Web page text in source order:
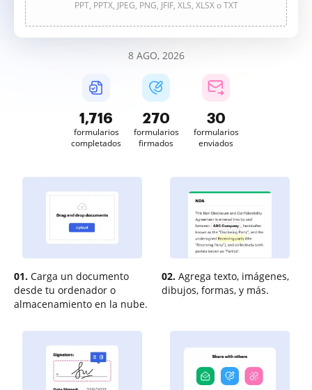
PPT, PPTX, JPEG, PNG, JFIF, XLS, XLSX o TXT
8 AGO, 2026
1,716
formularios
completados
270
formularios
firmados
30
formularios
enviados
01. Carga un documento
desde tu ordenador o
almacenamiento en la nube.
02. Agrega texto, imágenes,
dibujos, formas, y más.